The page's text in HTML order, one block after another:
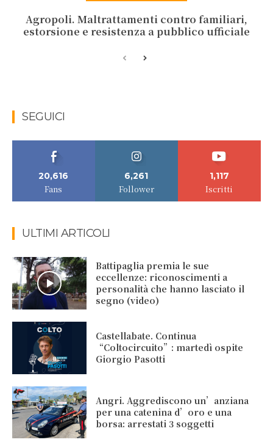
Agropoli. Maltrattamenti contro familiari,
estorsione e resistenza a pubblico ufficiale
SEGUICI
20,616
Fans
6,261
Follower
1,117
Iscritti
ULTIMI ARTICOLI
Battipaglia premia le sue
eccellenze: riconoscimenti a
personalità che hanno lasciato il
segno (video)
Castellabate. Continua
“Coltocircuito”: martedì ospite
Giorgio Pasotti
Angri. Aggrediscono un’anziana
per una catenina d’oro e una
borsa: arrestati 3 soggetti